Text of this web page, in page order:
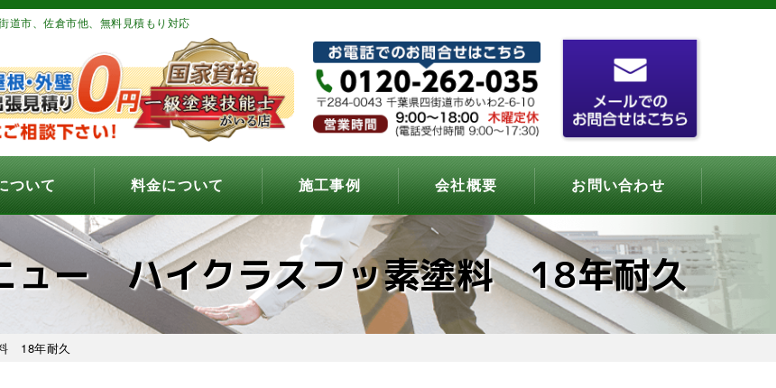
道市、佐倉市他、無料見積もり対応
ついて 料金について 施工事例 会社概要 お問い合わせ
ュー ハイクラスフッ素塗料 18年耐久
18年耐久